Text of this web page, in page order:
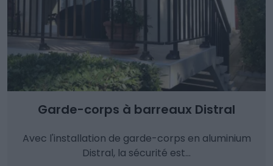
Garde-corps à barreaux Distral
Avec l'installation de garde-corps en aluminium
Distral, la sécurité est…